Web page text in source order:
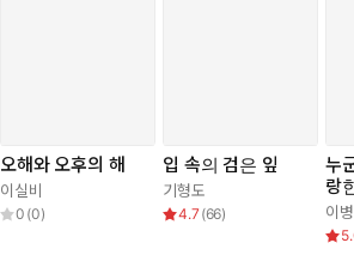
오해와 오후의 해
이실비
0 (0)
입 속의 검은 잎
기형도
4.7 (66)
누
랑
이